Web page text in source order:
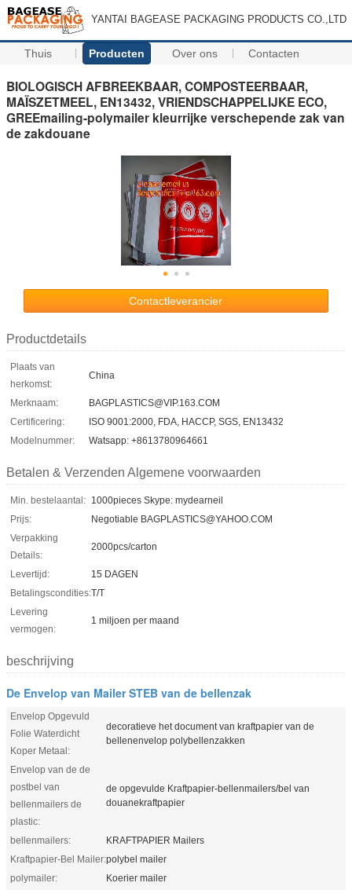
YANTAI BAGEASE PACKAGING PRODUCTS CO.,LTD
Thuis Producten Over ons Contacten
BIOLOGISCH AFBREEKBAAR, COMPOSTEERBAAR,
MAÏSZETMEEL, EN13432, VRIENDSCHAPPELIJKE ECO,
GREEmailing-polymailer kleurrijke verschepende zak van
de zakdouane
Contactleverancier
Productdetails
Plaats van
herkomst:
China
Merknaam:
BAGPLASTICS@VIP.163.COM
Certificering:
ISO 9001:2000, FDA, HACCP, SGS, EN13432
Modelnummer:
Watsapp: +8613780964661
Betalen & Verzenden Algemene voorwaarden
Min. bestelaantal: 1000pieces Skype: mydearneil
Prijs:
Negotiable BAGPLASTICS@YAHOO.COM
Verpakking
Details:
2000pcs/carton
Levertijd:
15 DAGEN
Betalingscondities:T/T
Levering
vermogen:
1 miljoen per maand
beschrijving
De Envelop van Mailer STEB van de bellenzak
Envelop Opgevuld
Folie Waterdicht
Koper Metaal:
decoratieve het document van kraftpapier van de
bellenenvelop polybellenzakken
Envelop van de de
postbel van
bellenmailers de
plastic:
de opgevulde Kraftpapier-bellenmailers/bel van
douanekraftpapier
bellenmailers:
KRAFTPAPIER Mailers
Kraftpapier-Bel Mailer:polybel mailer
polymailer:
Koerier mailer